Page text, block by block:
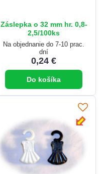
Záslepka o 32 mm hr. 0,8-
2,5/100ks
Na objednanie do 7-10 prac.
dní
0,24 €
Do košíka